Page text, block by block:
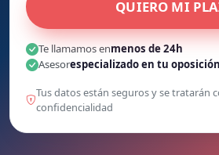
QUIERO MI
Te llamamos enmenos de 24h
Asesorespecializado en tu oposición
Tus datos están seguros y se tratarán
confidencialidad